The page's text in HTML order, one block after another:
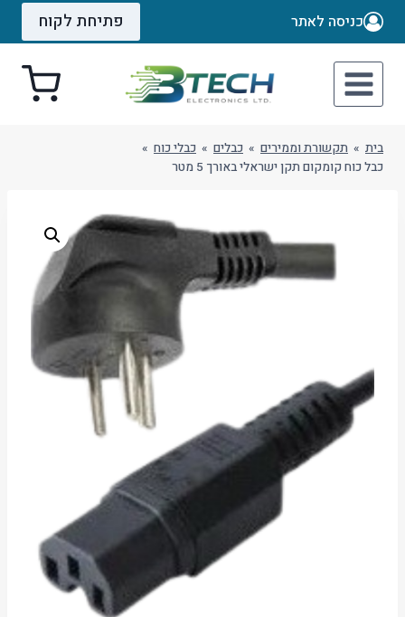
Skip
כניסה לאתר פתיחת לקוח
בית » תקשורת וממירים » כבלים » כבלי כוח »
כבל כוח קומקום תקן ישראלי באורך 5 מטר